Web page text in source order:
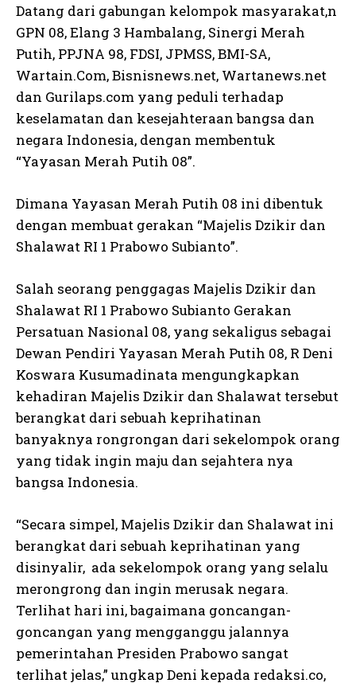
Datang dari gabungan kelompok masyarakat,n
GPN 08, Elang 3 Hambalang, Sinergi Merah
Putih, PPJNA 98, FDSI, JPMSS, BMI-SA,
Wartain.Com, Bisnisnews.net, Wartanews.net
dan Gurilaps.com yang peduli terhadap
keselamatan dan kesejahteraan bangsa dan
negara Indonesia, dengan membentuk
“Yayasan Merah Putih 08”.
Dimana Yayasan Merah Putih 08 ini dibentuk
dengan membuat gerakan “Majelis Dzikir dan
Shalawat RI 1 Prabowo Subianto”.
Salah seorang penggagas Majelis Dzikir dan
Shalawat RI 1 Prabowo Subianto Gerakan
Persatuan Nasional 08, yang sekaligus sebagai
Dewan Pendiri Yayasan Merah Putih 08, R Deni
Koswara Kusumadinata mengungkapkan
kehadiran Majelis Dzikir dan Shalawat tersebut
berangkat dari sebuah keprihatinan
banyaknya rongrongan dari sekelompok orang
yang tidak ingin maju dan sejahtera nya
bangsa Indonesia.
“Secara simpel, Majelis Dzikir dan Shalawat ini
berangkat dari sebuah keprihatinan yang
disinyalir, ada sekelompok orang yang selalu
merongrong dan ingin merusak negara.
Terlihat hari ini, bagaimana goncangan-
goncangan yang mengganggu jalannya
pemerintahan Presiden Prabowo sangat
terlihat jelas,” ungkap Deni kepada redaksi.co,